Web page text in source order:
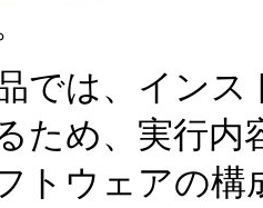
では、イン
ため、実行
トウェアの